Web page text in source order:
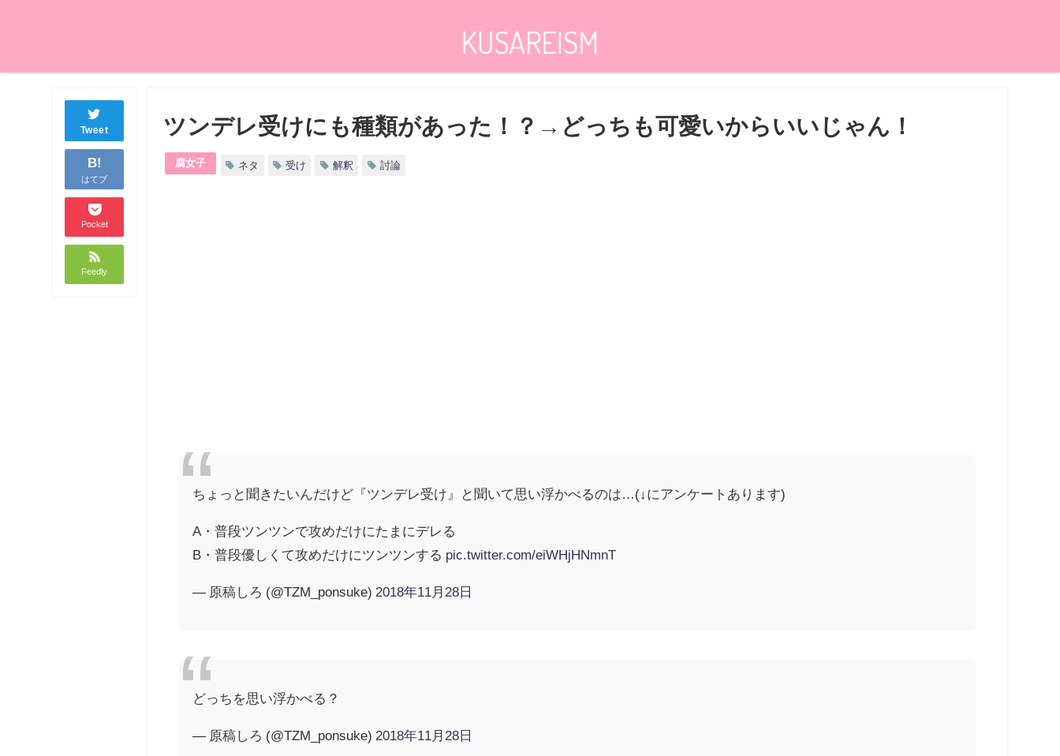
Tweet
B!
はてブ
Pocket
Feedly
ツンデレ受けにも種類があった！？→どっちも可愛いからいいじゃん！
腐女子 ネタ 受け 解釈 討論
ちょっと聞きたいんだけど『ツンデレ受け』と聞いて思い浮かべるのは…(↓にアンケートあります)
A・普段ツンツンで攻めだけにたまにデレる
B・普段優しくて攻めだけにツンツンする pic.twitter.com/eiWHjHNmnT
— 原稿しろ (@TZM_ponsuke) 2018年11月28日
どっちを思い浮かべる？
— 原稿しろ (@TZM_ponsuke) 2018年11月28日